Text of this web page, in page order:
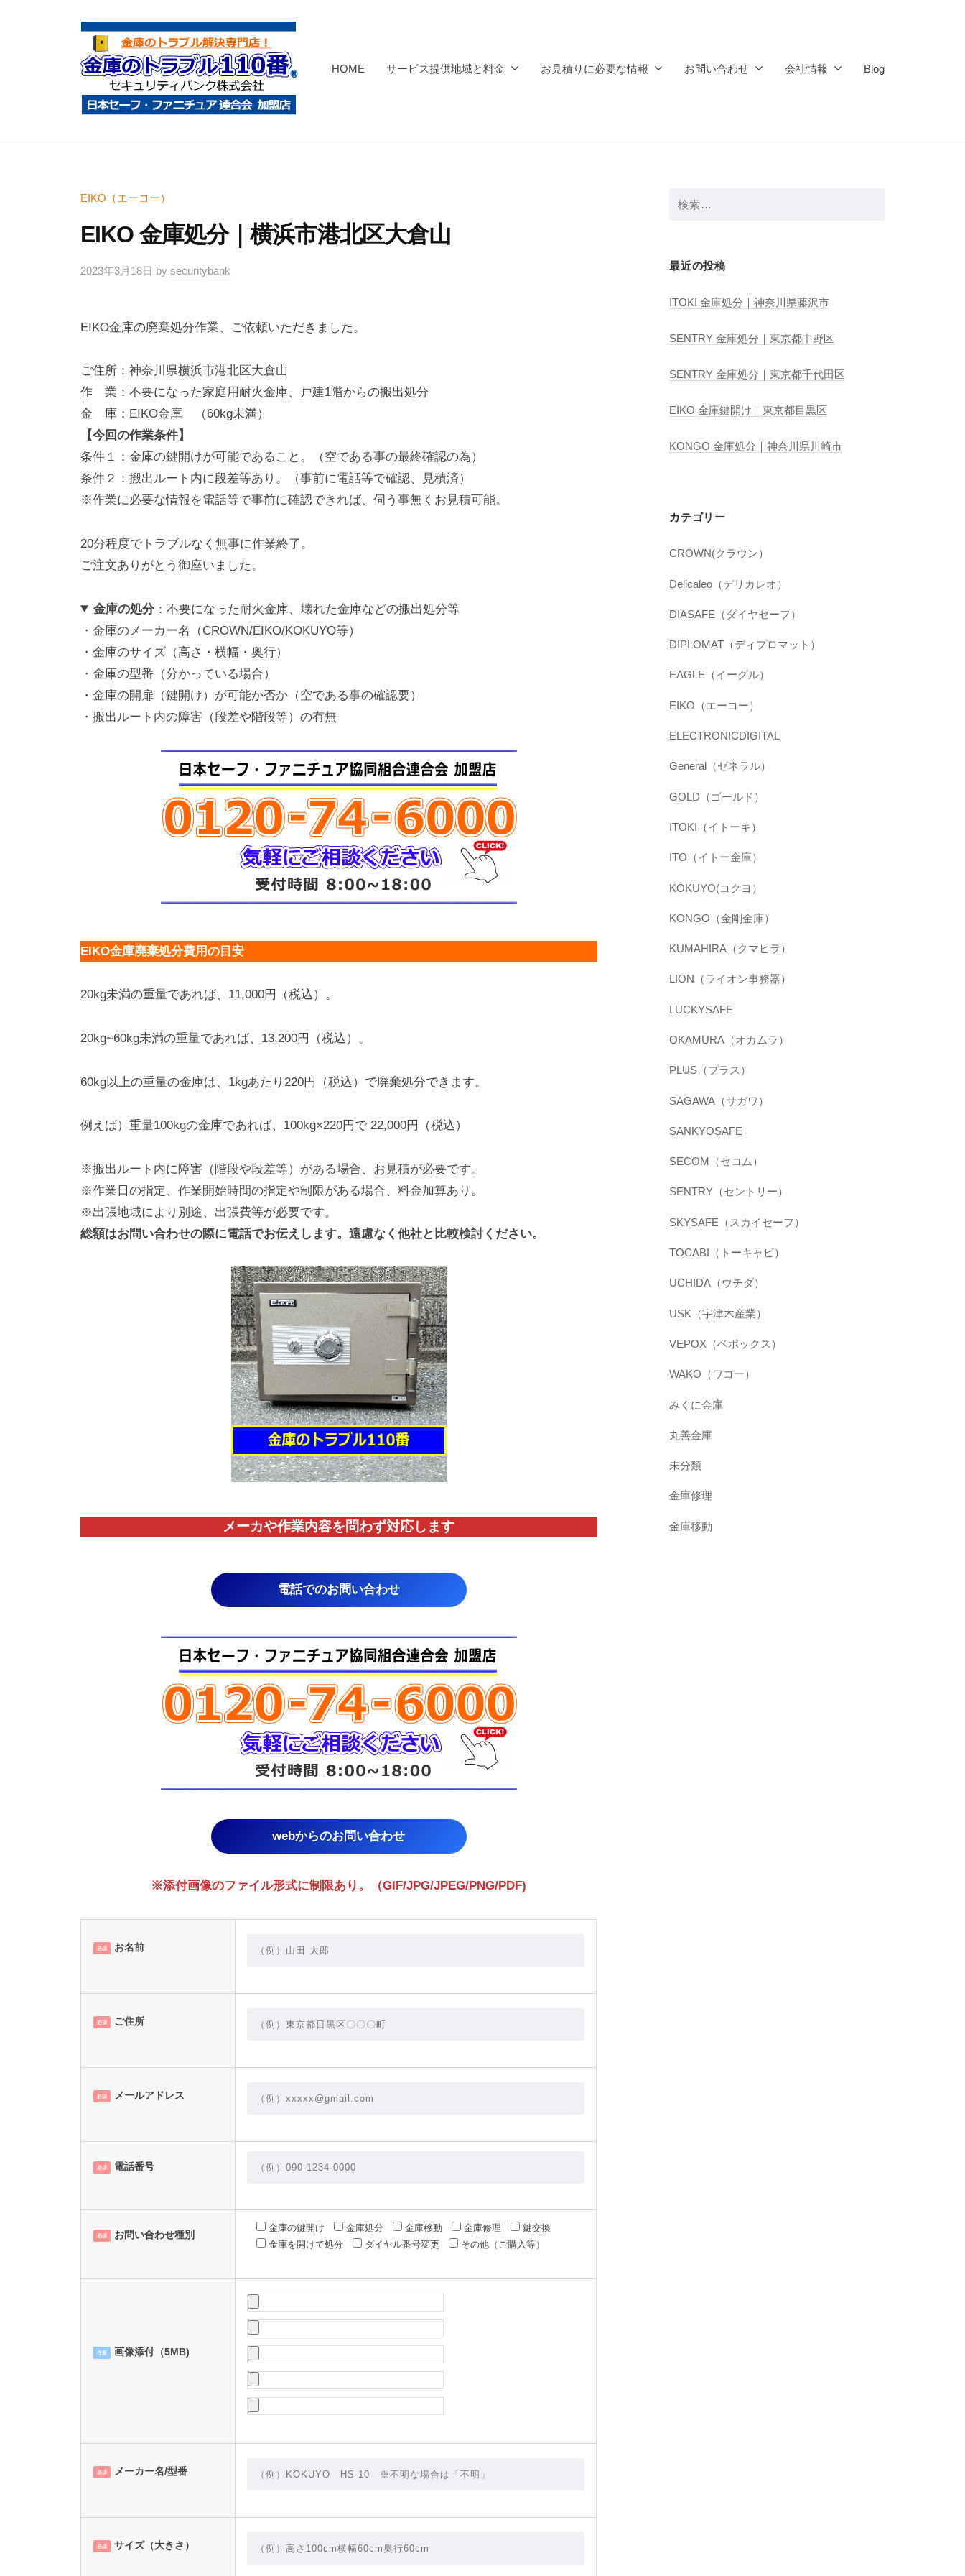
ト
ラ
ブ
ル
1
番
・
分
修
理
等
の
専
門
店
HOME サービス提供地域と料金 お見積りに必要な情報 お問い合わせ 会社情報 Blog
EIKO（エーコー）
EIKO 金庫処分｜横浜市港北区大倉山
2023年3月18日 by securitybank
EIKO金庫の廃棄処分作業、ご依頼いただきました。
ご住所：神奈川県横浜市港北区大倉山
作 業：不要になった家庭用耐火金庫、戸建1階からの搬出処分
金 庫：EIKO金庫 （60kg未満）
【今回の作業条件】
条件１：金庫の鍵開けが可能であること。（空である事の最終確認の為）
条件２：搬出ルート内に段差等あり。（事前に電話等で確認、見積済）
※作業に必要な情報を電話等で事前に確認できれば、伺う事無くお見積可能。
20分程度でトラブルなく無事に作業終了。
ご注文ありがとう御座いました。
金庫の処分 ：不要になった耐火金庫、壊れた金庫などの搬出処分等
・金庫のメーカー名（CROWN/EIKO/KOKUYO等）
・金庫のサイズ（高さ・横幅・奥行）
・金庫の型番（分かっている場合）
・金庫の開扉（鍵開け）が可能か否か（空である事の確認要）
・搬出ルート内の障害（段差や階段等）の有無
EIKO金庫廃棄処分費用の目安
20kg未満の重量であれば、11,000円（税込）。
20kg~60kg未満の重量であれば、13,200円（税込）。
60kg以上の重量の金庫は、1kgあたり220円（税込）で廃棄処分できます。
例えば）重量100kgの金庫であれば、100kg×220円で 22,000円（税込）
※搬出ルート内に障害（階段や段差等）がある場合、お見積が必要です。
※作業日の指定、作業開始時間の指定や制限がある場合、料金加算あり。
※出張地域により別途、出張費等が必要です。
総額はお問い合わせの際に電話でお伝えします。遠慮なく他社と比較検討ください。
メーカや作業内容を問わず対応します
電話でのお問い合わせ
webからのお問い合わせ
※添付画像のファイル形式に制限あり。（GIF/JPG/JPEG/PNG/PDF)
必須 お名前
必須 ご住所
必須 メールアドレス
必須 電話番号
必須 お問い合わせ種別
金庫の鍵開け 金庫処分 金庫移動 金庫修理
鍵交換
金庫を開けて処分
ダイヤル番号変更 その他（ご購入等）
任意 画像添付（5MB)
必須 メーカー名/型番
必須 サイズ（大きさ）
検
最近の投稿
ITOKI 金庫処分｜神奈川県藤沢市
SENTRY 金庫処分｜東京都中野区
SENTRY 金庫処分｜東京都千代田区
EIKO 金庫鍵開け｜東京都目黒区
KONGO 金庫処分｜神奈川県川崎市
カテゴリー
CROWN(クラウン）
Delicaleo（デリカレオ）
DIASAFE（ダイヤセーフ）
DIPLOMAT（ディプロマット）
EAGLE（イーグル）
EIKO（エーコー）
ELECTRONICDIGITAL
General（ゼネラル）
GOLD（ゴールド）
ITOKI（イトーキ）
ITO（イトー金庫）
KOKUYO(コクヨ）
KONGO（金剛金庫）
KUMAHIRA（クマヒラ）
LION（ライオン事務器）
LUCKYSAFE
OKAMURA（オカムラ）
PLUS（プラス）
SAGAWA（サガワ）
SANKYOSAFE
SECOM（セコム）
SENTRY（セントリー）
SKYSAFE（スカイセーフ）
TOCABI（トーキャビ）
UCHIDA（ウチダ）
USK（宇津木産業）
VEPOX（ベポックス）
WAKO（ワコー）
みくに金庫
丸善金庫
未分類
金庫修理
金庫移動
庫
の
ト
ラ
ブ
ル
番